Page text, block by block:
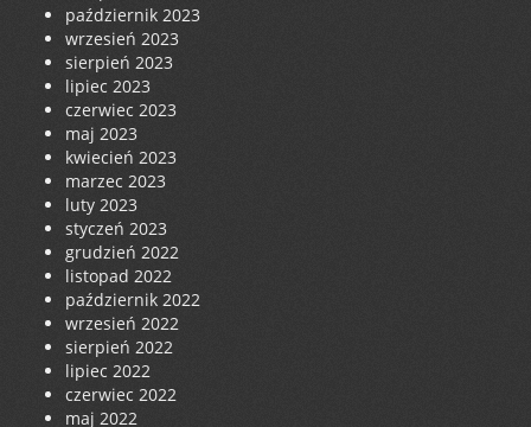
październik 2023
wrzesień 2023
sierpień 2023
lipiec 2023
czerwiec 2023
maj 2023
kwiecień 2023
marzec 2023
luty 2023
styczeń 2023
grudzień 2022
listopad 2022
październik 2022
wrzesień 2022
sierpień 2022
lipiec 2022
czerwiec 2022
maj 2022